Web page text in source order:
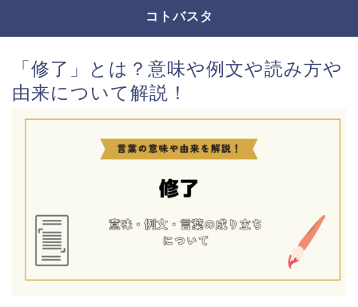
コトバスタ
「修了」とは？意味や例文や読み方や
由来について解説！